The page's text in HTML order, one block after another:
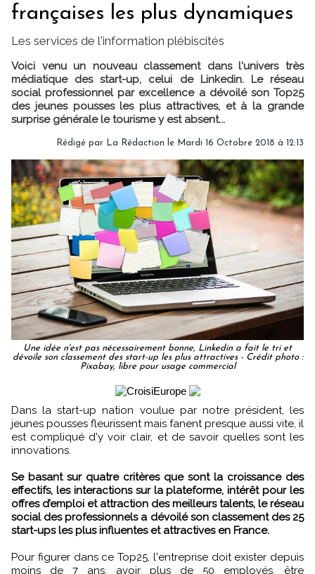
françaises les plus dynamiques
Les services de l'information plébiscités
Voici venu un nouveau classement dans l'univers très
médiatique des start-up, celui de Linkedin. Le réseau
social professionnel par excellence a dévoilé son Top25
des jeunes pousses les plus attractives, et à la grande
surprise générale le tourisme y est absent...
Rédigé par La Rédaction le Mardi 16 Octobre 2018 à 12:13
Une idée n'est pas nécessairement bonne, Linkedin a fait le tri et
dévoile son classement des start-up les plus attractives - Crédit photo :
Pixabay, libre pour usage commercial
Dans la start-up nation voulue par notre président, les
jeunes pousses fleurissent mais fanent presque aussi vite, il
est compliqué d'y voir clair, et de savoir quelles sont les
innovations.
Se basant sur quatre critères que sont la croissance des
effectifs, les interactions sur la plateforme, intérêt pour les
offres d’emploi et attraction des meilleurs talents, le réseau
social des professionnels a dévoilé son classement des 25
start-ups les plus influentes et attractives en France.
Pour figurer dans ce Top25, l'entreprise doit exister depuis
moins de 7 ans, avoir plus de 50 employés, être